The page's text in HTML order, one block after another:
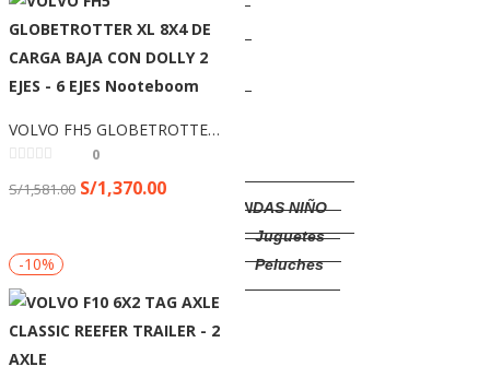
Camisa
Casacas.
Gorras
Poleras
PRENDAS NIÑO
Juguetes
Peluches
MARCAS
CAT
VOLVO FH5 GLOBETROTTER XL 8X4 DE CARGA BAJA CON DOLLY 2 EJES – 6 EJES Nooteboom
0
S/1,581.00 S/1,370.00
-10%